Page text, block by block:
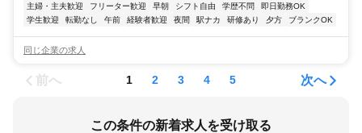
主婦・主夫歓迎
フリーター歓迎 早朝 シフト自由 学歴不問
即日勤務OK
学生歓迎
転勤なし 午前 経験者歓迎 夜間 駅ナカ 研修あり 夕方 ブランクOK
同じ企業の求人
前へ 1 2 3 4 5 次へ
この条件の新着求人を受け取る